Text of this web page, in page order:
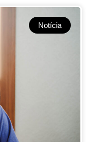
Notícia